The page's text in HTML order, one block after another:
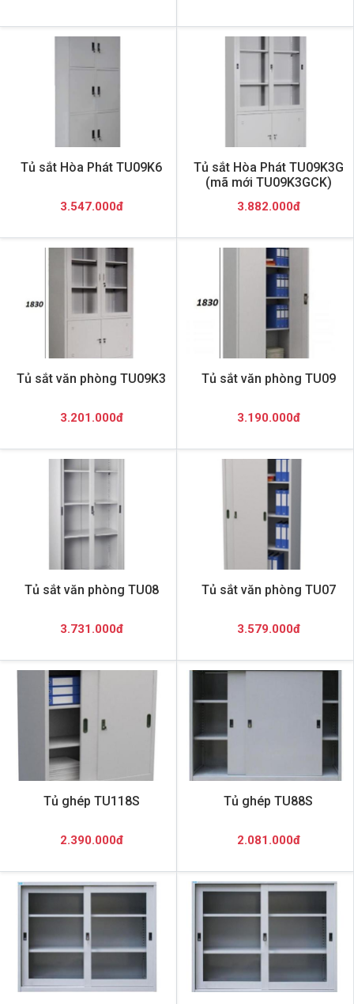
Tủ sắt Hòa Phát TU09K6
3.547.000đ
Tủ sắt Hòa Phát TU09K3G
(mã mới TU09K3GCK)
3.882.000đ
Tủ sắt văn phòng TU09K3
3.201.000đ
Tủ sắt văn phòng TU09
3.190.000đ
Tủ sắt văn phòng TU08
3.731.000đ
Tủ sắt văn phòng TU07
3.579.000đ
Tủ ghép TU118S
2.390.000đ
Tủ ghép TU88S
2.081.000đ